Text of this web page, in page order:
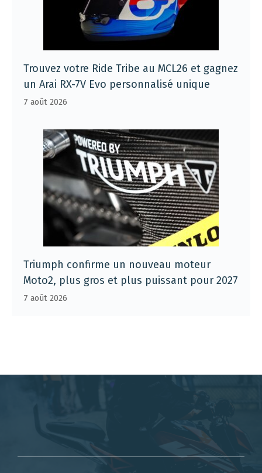
Trouvez votre Ride Tribe au MCL26 et gagnez
un Arai RX-7V Evo personnalisé unique
7 août 2026
Triumph confirme un nouveau moteur
Moto2, plus gros et plus puissant pour 2027
7 août 2026